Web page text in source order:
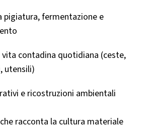
pigiatura, fermentazione e
contadina quotidiana (ceste,
utensili)
e ricostruzioni ambientali
racconta la cultura materiale